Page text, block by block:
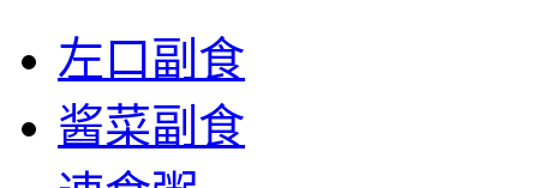
左口副食
酱菜副食